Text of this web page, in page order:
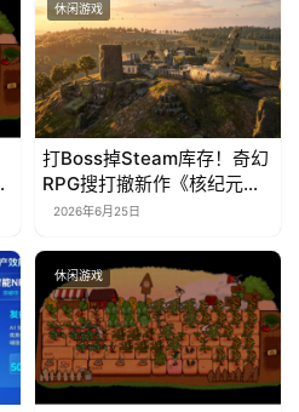
休闲游戏
打Boss掉Steam库存！奇幻
RPG搜打撤新作《核纪元》
正式上线Steam：武器属性
2026年6月25日
休闲游戏